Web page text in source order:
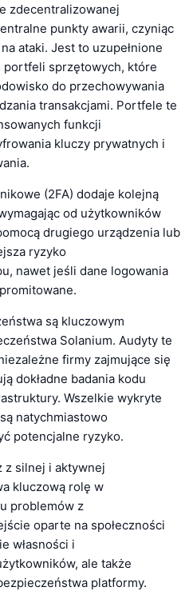
zdecentralizowanej
punkty awarii, czyniąc
ataki. Jest to uzupełnione
portfeli sprzętowych, które
do przechowywania
transakcjami. Portfele te
funkcji
kluczy prywatnych i
(2FA) dodaje kolejną
od użytkowników
drugiego urządzenia lub
ryzyko
nawet jeśli dane logowania
są kluczowym
Solanium. Audyty te
firmy zajmujące się
dokładne badania kodu
Wszelkie wykryte
natychmiastowo
potencjalne ryzyko.
z silnej i aktywnej
kluczową rolę w
problemów z
oparte na społeczności
własności i
ale także
platformy.